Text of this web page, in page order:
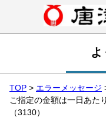
よ
TOP > エラーメッセージ
ご指定の金額は一日あた
（3130）